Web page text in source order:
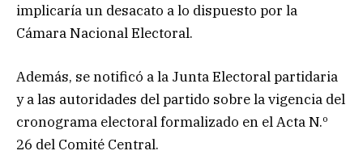
implicaría un desacato a lo dispuesto por la
Cámara Nacional Electoral.
Además, se notificó a la Junta Electoral partidaria
y a las autoridades del partido sobre la vigencia del
cronograma electoral formalizado en el Acta N.º
26 del Comité Central.